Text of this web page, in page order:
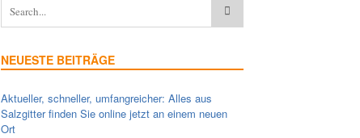
NEUESTE BEITRÄGE
Aktueller, schneller, umfangreicher: Alles aus
Salzgitter finden Sie online jetzt an einem neuen
Ort